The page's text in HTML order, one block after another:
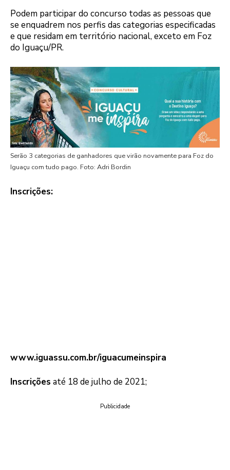
Podem participar do concurso todas as pessoas que
se enquadrem nos perfis das categorias especificadas
e que residam em território nacional, exceto em Foz
do Iguaçu/PR.
Serão 3 categorias de ganhadores que virão novamente para Foz do
Iguaçu com tudo pago. Foto: Adri Bordin
Inscrições:
www.iguassu.com.br/iguacumeinspira
Inscrições até 18 de julho de 2021;
Publicidade